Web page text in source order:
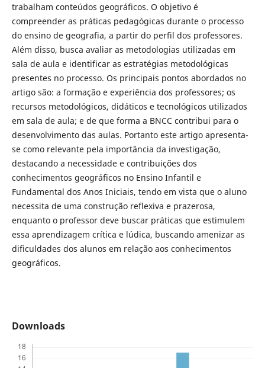
trabalham conteúdos geográficos. O objetivo é
compreender as práticas pedagógicas durante o processo
do ensino de geografia, a partir do perfil dos professores.
Além disso, busca avaliar as metodologias utilizadas em
sala de aula e identificar as estratégias metodológicas
presentes no processo. Os principais pontos abordados no
artigo são: a formação e experiência dos professores; os
recursos metodológicos, didáticos e tecnológicos utilizados
em sala de aula; e de que forma a BNCC contribui para o
desenvolvimento das aulas. Portanto este artigo apresenta-
se como relevante pela importância da investigação,
destacando a necessidade e contribuições dos
conhecimentos geográficos no Ensino Infantil e
Fundamental dos Anos Iniciais, tendo em vista que o aluno
necessita de uma construção reflexiva e prazerosa,
enquanto o professor deve buscar práticas que estimulem
essa aprendizagem crítica e lúdica, buscando amenizar as
dificuldades dos alunos em relação aos conhecimentos
geográficos.
Downloads